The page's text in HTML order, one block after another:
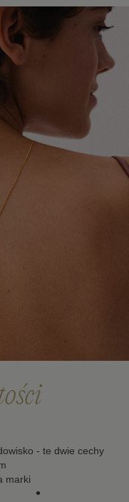
czas
krajów,
dostawy
zamówienie
- niezależnie od
na drugi koniec
do Wielkiej Brytanii i
dodatkowe opłaty
przez
tego typu
leczniczymi
na trwałość
uprawianiem
Pozwoli to
i utraty
blask, delikatnie
Pamiętaj, że
która z
tego procesu
właściwości
skorzystać z
projekty mogły
momentach życia.
- te dwie cechy
marki
•